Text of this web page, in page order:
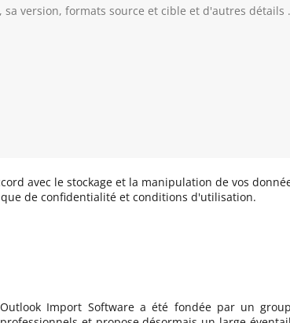
avec le stockage et la manipulation de vos
de confidentialité et conditions d'utilisation.
Outlook Import Softwarea été fondée par un